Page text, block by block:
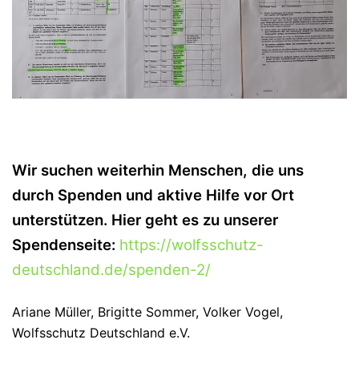
Wir suchen weiterhin Menschen, die uns
durch Spenden und aktive Hilfe vor Ort
unterstützen. Hier geht es zu unserer
Spendenseite: https://wolfsschutz-
deutschland.de/spenden-2/
Ariane Müller, Brigitte Sommer, Volker Vogel,
Wolfsschutz Deutschland e.V.